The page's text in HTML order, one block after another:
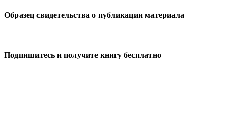
Образец свидетельства о публикации материала
Подпишитесь и получите книгу бесплатно